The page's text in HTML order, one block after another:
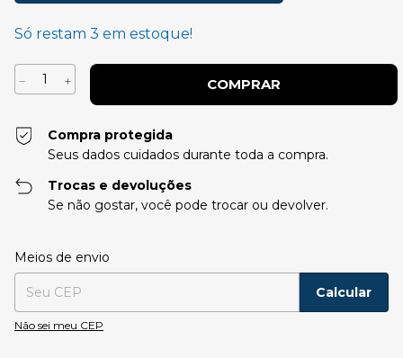
Só restam 3 em estoque!
Compra protegida
Seus dados cuidados durante toda a compra.
Trocas e devoluções
Se não gostar, você pode trocar ou devolver.
Entregas para o CEP:
Meios de envio
Calcular
Não sei meu CEP